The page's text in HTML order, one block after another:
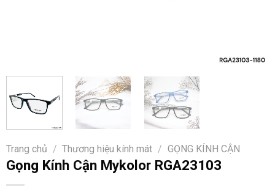
Trang chủ / Thương hiệu kính mát / GỌNG KÍNH CẬN
Gọng Kính Cận Mykolor RGA23103